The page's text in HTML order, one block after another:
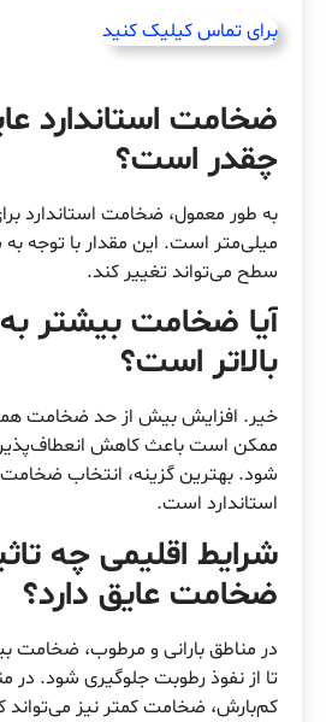
برای تماس کیلیک کنید
ضخامت استاندارد
چقدر است؟
میلی‌متر است. این مقدار با توجه به
سطح می‌تواند تغییر کند.
آیا ضخامت بیشتر
بالاتر است؟
خیر. افزایش بیش از حد ضخامت
ممکن است باعث کاهش
شود. بهترین گزینه، انتخاب
استاندارد است.
شرایط اقلیمی چه
ضخامت عایق دارد؟
در مناطق بارانی و مرطوب، ضخامت
تا از نفوذ رطوبت جلوگیری شود.
کم‌بارش، ضخامت کمتر نیز می‌تواند